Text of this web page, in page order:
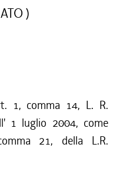
)
1, comma 14, L. R.
1 luglio 2004, come
21, della L.R.